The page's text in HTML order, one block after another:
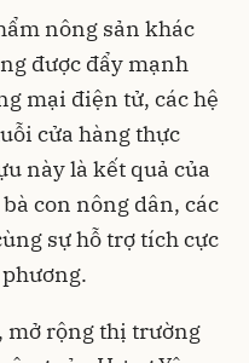
nông sản khác
được đẩy mạnh
mại điện tử, các hệ
cửa hàng thực
này là kết quả của
con nông dân, các
sự hỗ trợ tích cực
mở rộng thị trường